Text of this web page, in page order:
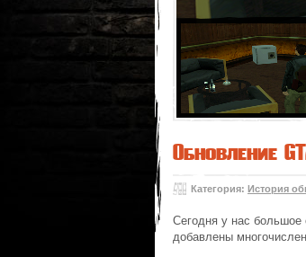
Обновление
Категория: История
Сегодня у нас
добавлены